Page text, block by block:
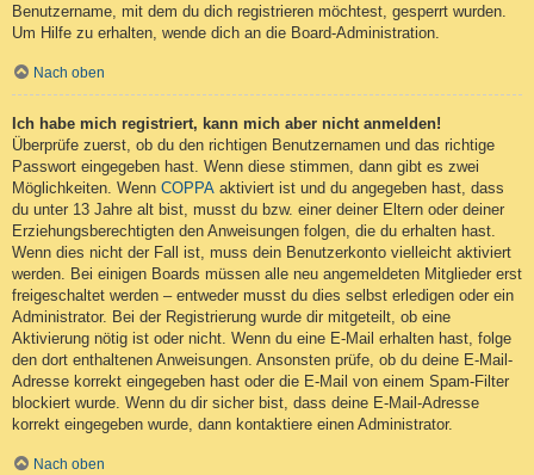
Benutzername, mit dem du dich registrieren möchtest, gesperrt wurden.
Um Hilfe zu erhalten, wende dich an die Board-Administration.
Nach oben
Ich habe mich registriert, kann mich aber nicht anmelden!
Überprüfe zuerst, ob du den richtigen Benutzernamen und das richtige
Passwort eingegeben hast. Wenn diese stimmen, dann gibt es zwei
Möglichkeiten. Wenn COPPA aktiviert ist und du angegeben hast, dass
du unter 13 Jahre alt bist, musst du bzw. einer deiner Eltern oder deiner
Erziehungsberechtigten den Anweisungen folgen, die du erhalten hast.
Wenn dies nicht der Fall ist, muss dein Benutzerkonto vielleicht aktiviert
werden. Bei einigen Boards müssen alle neu angemeldeten Mitglieder erst
freigeschaltet werden – entweder musst du dies selbst erledigen oder ein
Administrator. Bei der Registrierung wurde dir mitgeteilt, ob eine
Aktivierung nötig ist oder nicht. Wenn du eine E-Mail erhalten hast, folge
den dort enthaltenen Anweisungen. Ansonsten prüfe, ob du deine E-Mail-
Adresse korrekt eingegeben hast oder die E-Mail von einem Spam-Filter
blockiert wurde. Wenn du dir sicher bist, dass deine E-Mail-Adresse
korrekt eingegeben wurde, dann kontaktiere einen Administrator.
Nach oben